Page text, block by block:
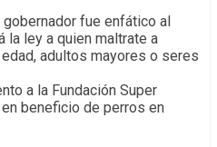
gobernador fue enfático al
la ley a quien maltrate a
adultos mayores o seres
a la Fundación Super
beneficio de perros en